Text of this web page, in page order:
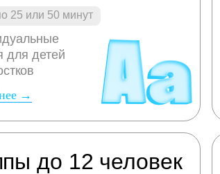
25 или 50 минут
для детей
→
до 12 человек